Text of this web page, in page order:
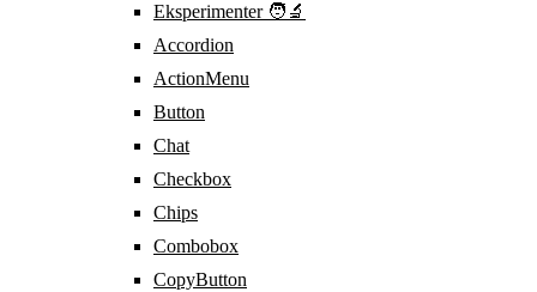
Eksperimenter 🧑‍🔬
Accordion
ActionMenu
Button
Chat
Checkbox
Chips
Combobox
CopyButton